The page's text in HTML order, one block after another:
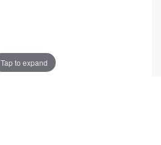
Tap to expand